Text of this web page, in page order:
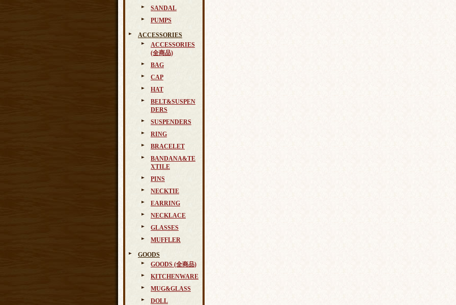
SANDAL
PUMPS
ACCESSORIES
ACCESSORIES
(全商品)
BAG
CAP
HAT
BELT&SUSPEN
DERS
SUSPENDERS
RING
BRACELET
BANDANA&TE
XTILE
PINS
NECKTIE
EARRING
NECKLACE
GLASSES
MUFFLER
GOODS
GOODS (全商品)
KITCHENWARE
MUG&GLASS
DOLL